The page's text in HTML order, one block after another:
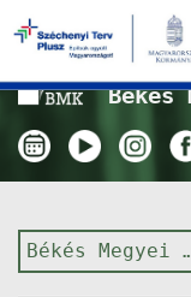
Békés
Békés